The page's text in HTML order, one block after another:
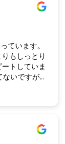
くい肌にな
ぁと思える
ています。
もしっとり
トしていま
いですが、
続して使っ